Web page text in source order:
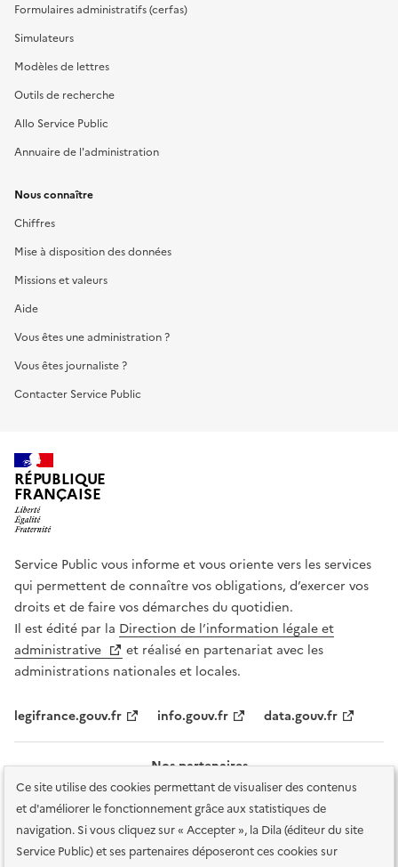
Ce site utilise des cookies permettant de visualiser des contenus
et d'améliorer le fonctionnement grâce aux statistiques de
navigation. Si vous cliquez sur « Accepter », la Dila (éditeur du site
Service Public) et ses partenaires déposeront ces cookies sur
Formulaires administratifs (cerfas)
Simulateurs
Modèles de lettres
Outils de recherche
Allo Service Public
Annuaire de l'administration
Nous connaître
Chiffres
Mise à disposition des données
Missions et valeurs
Aide
Vous êtes une administration ?
Vous êtes journaliste ?
Contacter Service Public
RÉPUBLIQUE
FRANÇAISE
Service Public vous informe et vous oriente vers les services
qui permettent de connaître vos obligations, d’exercer vos
droits et de faire vos démarches du quotidien.
Il est édité par la Direction de l’information légale et
administrative
et réalisé en partenariat avec les
administrations nationales et locales.
legifrance.gouv.fr info.gouv.fr data.gouv.fr
Nos partenaires